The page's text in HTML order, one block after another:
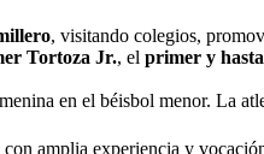
, visitando colegios,
Tortoza Jr., el primer y
en el béisbol menor. La
amplia experiencia y